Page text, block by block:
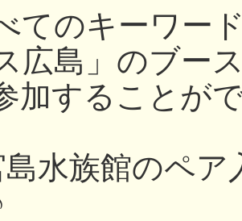
てのキーワー
広島」のブー
加することが
水族館のペ